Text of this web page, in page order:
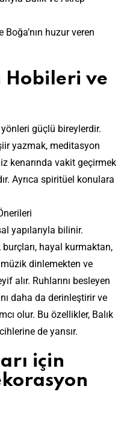
Boğa’nın huzur veren
Hobileri ve
güçlü bireylerdir.
yazmak, meditasyon
kenarında vakit geçirmek
Ayrıca spiritüel konulara
yapılarıyla bilinir.
hayal kurmaktan,
dinlemekten ve
alır. Ruhlarını besleyen
daha da derinleştirir ve
olur. Bu özellikler, Balık
de yansır.
için